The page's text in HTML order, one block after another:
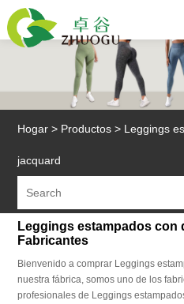
Hogar > Productos > Leggings
jacquard
Leggings estampados con
Fabricantes
Bienvenido a comprar Leggings
nuestra fábrica, somos uno de los
profesionales de Leggings